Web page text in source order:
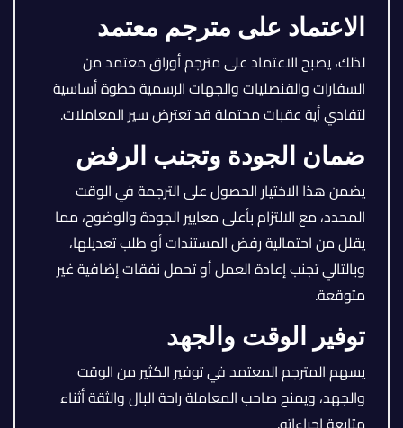
الاعتماد على مترجم معتمد
لذلك، يصبح الاعتماد على مترجم أوراق معتمد من
السفارات والقنصليات والجهات الرسمية خطوة أساسية
لتفادي أية عقبات محتملة قد تعترض سير المعاملات.
ضمان الجودة وتجنب الرفض
يضمن هذا الاختيار الحصول على الترجمة في الوقت
المحدد، مع الالتزام بأعلى معايير الجودة والوضوح، مما
يقلل من احتمالية رفض المستندات أو طلب تعديلها،
وبالتالي تجنب إعادة العمل أو تحمل نفقات إضافية غير
متوقعة.
توفير الوقت والجهد
يسهم المترجم المعتمد في توفير الكثير من الوقت
والجهد، ويمنح صاحب المعاملة راحة البال والثقة أثناء